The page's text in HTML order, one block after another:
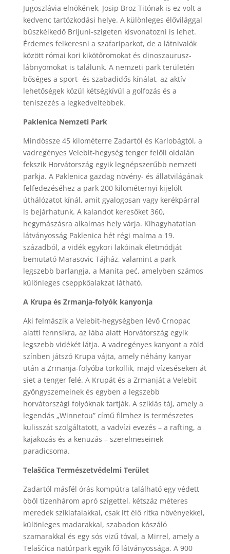
Jugoszlávia elnökének, Josip Broz Titónak is ez volt a
kedvenc tartózkodási helye. A különleges élővilággal
büszkélkedő Brijuni-szigeten kisvonatozni is lehet.
Érdemes felkeresni a szafariparkot, de a látnivalók
között római kori kikötőromokat és dinoszaurusz-
lábnyomokat is találunk. A nemzeti park területén
bőséges a sport- és szabadidős kínálat, az aktív
lehetőségek közül kétségkívül a golfozás és a
teniszezés a legkedveltebbek.
Paklenica Nemzeti Park
Mindössze 45 kilométerre Zadartól és Karlobágtól, a
vadregényes Velebit-hegység tenger felőli oldalán
fekszik Horvátország egyik legnépszerűbb nemzeti
parkja. A Paklenica gazdag növény- és állatvilágának
felfedezéséhez a park 200 kilométernyi kijelölt
úthálózatot kínál, amit gyalogosan vagy kerékpárral
is bejárhatunk. A kalandot keresőket 360,
hegymászásra alkalmas hely várja. Kihagyhatatlan
látványosság Paklenica hét régi malma a 19.
századból, a vidék egykori lakóinak életmódját
bemutató Marasovic Tájház, valamint a park
legszebb barlangja, a Manita peć, amelyben számos
különleges cseppkőalakzat látható.
A Krupa és Zrmanja-folyók kanyonja
Aki felmászik a Velebit-hegységben lévő Crnopac
alatti fennsíkra, az lába alatt Horvátország egyik
legszebb vidékét látja. A vadregényes kanyont a zöld
színben játszó Krupa vájta, amely néhány kanyar
után a Zrmanja-folyóba torkollik, majd vízeséseken át
siet a tenger felé. A Krupát és a Zrmanját a Velebit
gyöngyszemeinek és egyben a legszebb
horvátországi folyóknak tartják. A sziklás táj, amely a
legendás „Winnetou” című filmhez is természetes
kulisszát szolgáltatott, a vadvízi evezés – a rafting, a
kajakozás és a kenuzás – szerelmeseinek
paradicsoma.
Telašćica Természetvédelmi Terület
Zadartól másfél órás kompútra található egy védett
öböl tizenhárom apró szigettel, kétszáz méteres
meredek sziklafalakkal, csak itt élő ritka növényekkel,
különleges madarakkal, szabadon kószáló
szamarakkal és egy sós vizű tóval, a Mirrel, amely a
Telašćica natúrpark egyik fő látványossága. A 900